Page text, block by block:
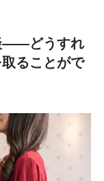
――どうすれ
ることがで